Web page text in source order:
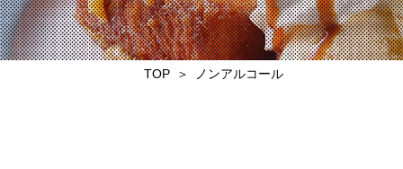
TOP ノンアルコール